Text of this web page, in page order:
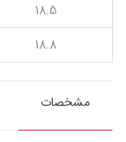
18.5
18.8
مشخصات